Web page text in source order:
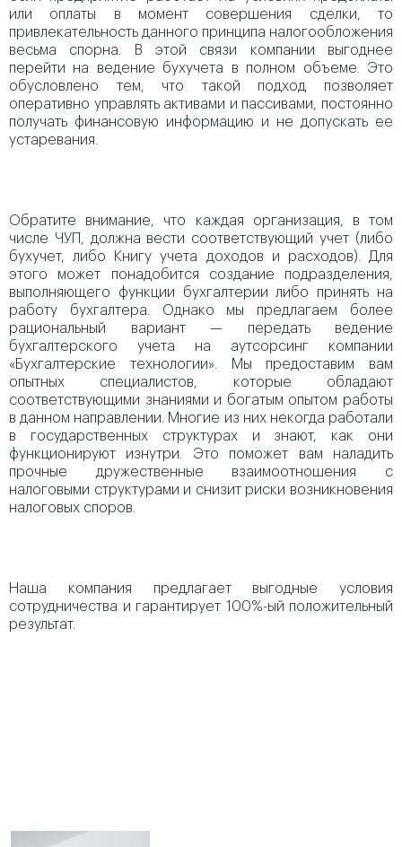
или оплаты в момент совершения сделки, то
привлекательность данного принципа налогообложения
весьма спорна. В этой связи компании выгоднее
перейти на ведение бухучета в полном объеме. Это
обусловлено тем, что такой подход позволяет
оперативно управлять активами и пассивами, постоянно
получать финансовую информацию и не допускать ее
устаревания.
Обратите внимание, что каждая организация, в том
числе ЧУП, должна вести соответствующий учет (либо
бухучет, либо Книгу учета доходов и расходов). Для
этого может понадобится создание подразделения,
выполняющего функции бухгалтерии либо принять на
работу бухгалтера. Однако мы предлагаем более
рациональный вариант — передать ведение
бухгалтерского учета на аутсорсинг компании
«Бухгалтерские технологии». Мы предоставим вам
опытных специалистов, которые обладают
соответствующими знаниями и богатым опытом работы
в данном направлении. Многие из них некогда работали
в государственных структурах и знают, как они
функционируют изнутри. Это поможет вам наладить
прочные дружественные взаимоотношения с
налоговыми структурами и снизит риски возникновения
налоговых споров.
Наша компания предлагает выгодные условия
сотрудничества и гарантирует 100%-ый положительный
результат.